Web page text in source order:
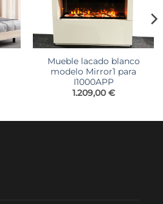
Mueble lacado blanco
modelo Mirror1 para
I1000APP
1.209,00€